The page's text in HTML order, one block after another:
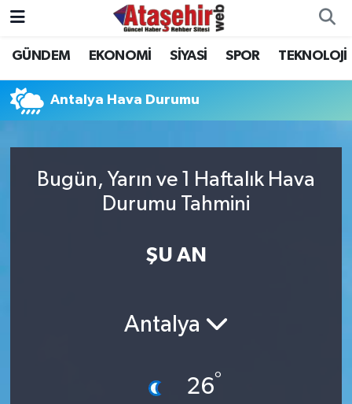
GÜNDEM EKONOMİ SİYASİ SPOR TEKNOLOJİ
Antalya Hava Durumu
Bugün, Yarın ve 1 Haftalık Hava
Durumu Tahmini
ŞU AN
Antalya
26°
Hava Durumu
Trafik Durumu
Tüm Manşetler